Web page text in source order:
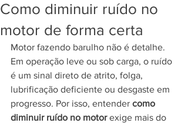
Como diminuir ruído no
motor de forma certa
Motor fazendo barulho não é detalhe.
Em operação leve ou sob carga, o ruído
é um sinal direto de atrito, folga,
lubrificação deficiente ou desgaste em
progresso. Por isso, entender como
diminuir ruído no motor exige mais do